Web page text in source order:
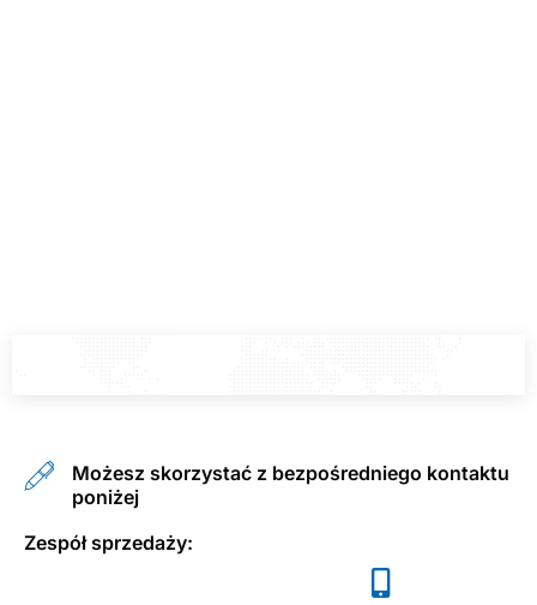
Możesz skorzystać z bezpośredniego kontaktu
poniżej
Zespół sprzedaży: